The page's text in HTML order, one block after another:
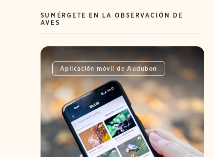
SUMÉRGETE EN LA OBSERVACIÓN DE
AVES
Aplicación móvil de Audubon